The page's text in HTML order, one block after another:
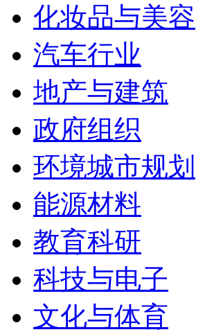
化妆品与美容
汽车行业
地产与建筑
政府组织
环境城市规划
能源材料
教育科研
科技与电子
文化与体育